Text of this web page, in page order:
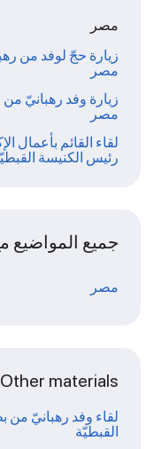
مصر
زيارة حجّ لوفد من
مصر
زيارة وفد رهبانيّ من
مصر
لقاء القائم بأعمال
رئيس الكنيسة
جميع المواضيع
مصر
Other materials
لقاء وفد رهبانيّ من
القبطيّة